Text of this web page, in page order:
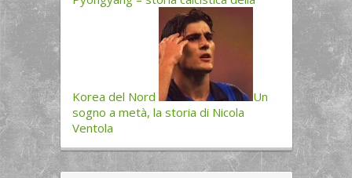
Korea del Nord
Un
sogno a metà, la storia di Nicola
Ventola